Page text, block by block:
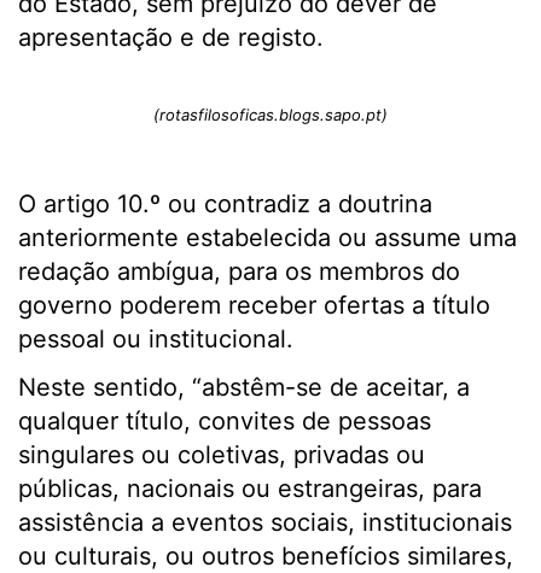
apresentação e de registo.
(rotasfilosoficas.blogs.sapo.pt)
O artigo 10.º ou contradiz a doutrina
anteriormente estabelecida ou assume uma
redação ambígua, para os membros do
governo poderem receber ofertas a título
pessoal ou institucional.
Neste sentido, “abstêm-se de aceitar, a
qualquer título, convites de pessoas
singulares ou coletivas, privadas ou
públicas, nacionais ou estrangeiras, para
assistência a eventos sociais, institucionais
ou culturais, ou outros benefícios similares,